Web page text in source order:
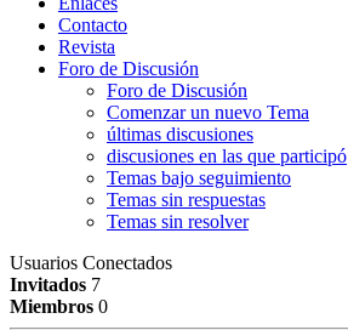
Contacto
Revista
Foro de Discusión
Foro de Discusión
Comenzar un nuevo Tema
últimas discusiones
discusiones en las que participó
Temas bajo seguimiento
Temas sin respuestas
Temas sin resolver
Usuarios Conectados
Invitados 7
Miembros 0